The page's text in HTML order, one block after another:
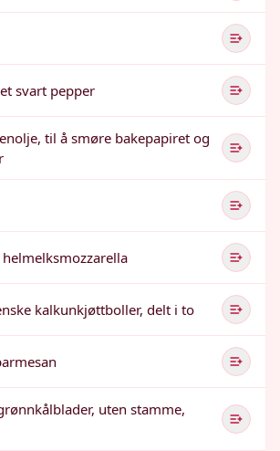
svart pepper
til å smøre bakepapiret og
kalkunkjøttboller, delt i to
uten stamme,